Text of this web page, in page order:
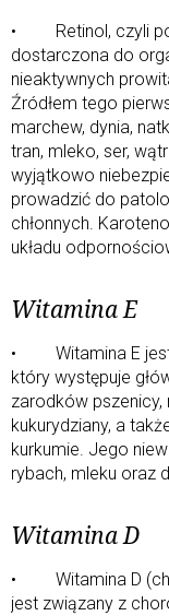
• Retinol, czyli
dostarczona do
nieaktywnych
Źródłem tego
marchew, dynia,
tran, mleko, ser,
wyjątkowo
prowadzić do
chłonnych.
układu
Witamina E
• Witamina E jest
który występuje
zarodków pszenicy,
kukurydziany, a
kurkumie. Jego
rybach, mleku oraz
Witamina D
• Witamina D
jest związany z